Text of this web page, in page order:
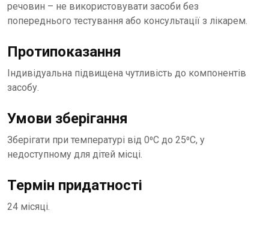
речовин – не використовувати засоби без
попереднього тестування або консультації з лікарем.
Протипоказання
Індивідуальна підвищена чутливість до компонентів
засобу.
Умови зберігання
Зберігати при температурі від 0⁰С до 25⁰С, у
недоступному для дітей місці.
Термін придатності
24 місяці.